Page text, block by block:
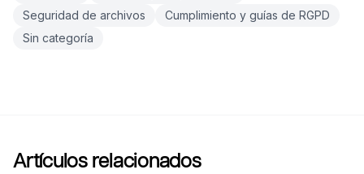
Seguridad de archivos
Cumplimiento y guías de RGPD
Sin categoría
Artículos relacionados